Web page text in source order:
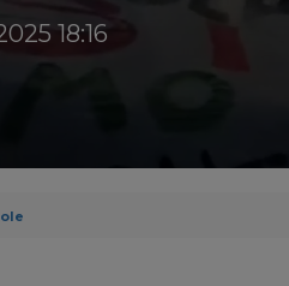
18:16